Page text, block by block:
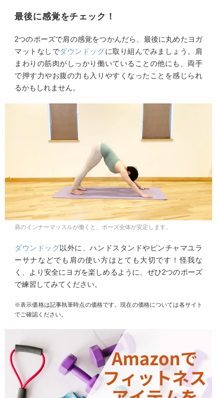
最後に感覚をチェック！
2つのポーズで肩の感覚をつかんだら、最後に丸めたヨガ
マットなしでダウンドッグに取り組んでみましょう。肩
まわりの筋肉がしっかり働いていることの他にも、両手
で押す力やお腹の力も入りやすくなったことを感じられ
るかもしれません。
肩のインナーマッスルが働くと、ポーズ全体が安定します。
ダウンドッグ以外に、ハンドスタンドやピンチャマユラ
ーサナなどでも肩の使い方はとても大切です！怪我な
く、より安全にヨガを楽しめるように、ぜひ2つのポーズ
で練習してみてください。
※表示価格は記事執筆時点の価格です。現在の価格については各サイト
でご確認ください。